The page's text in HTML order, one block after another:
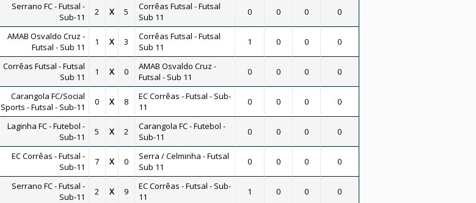
Serrano FC - Futsal -
Sub-11
2 X 5
Corrêas Futsal - Futsal
Sub 11
0 0 0 0
AMAB Osvaldo Cruz -
Futsal - Sub 11
1 X 3
Corrêas Futsal - Futsal
Sub 11
1 0 0 0
Corrêas Futsal - Futsal
Sub 11
1 X 0
AMAB Osvaldo Cruz -
Futsal - Sub 11
0 0 0 0
Carangola FC/Social
Sports - Futsal - Sub-11
0 X 8
EC Corrêas - Futsal - Sub-
11
0 0 0 0
Laginha FC - Futebol -
Sub-11
5 X 2
Carangola FC - Futebol -
Sub-11
0 0 0 0
EC Corrêas - Futsal -
Sub-11
7 X 0
Serra / Celminha - Futsal
Sub 11
0 0 0 0
Serrano FC - Futsal -
Sub-11
2 X 9
EC Corrêas - Futsal - Sub-
11
1 0 0 0